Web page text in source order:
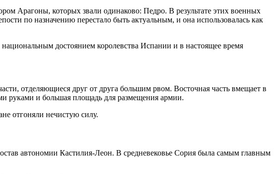
Арагоны, которых звали одинаково: Педро. В результате этих военных
по назначению перестало быть актуальным, и она использовалась как
достоянием королевства Испании и в настоящее время
отделяющиеся друг от друга большим рвом. Восточная часть вмещает в
руками и большая площадь для размещения армии.
отгоняли нечистую силу.
автономии Кастилия-Леон. В средневековье Сория была самым главным